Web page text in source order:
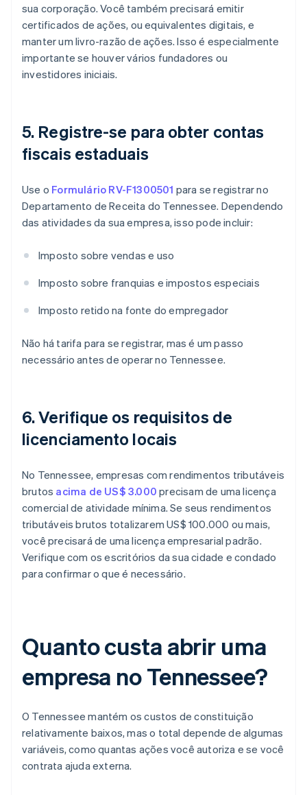
sua corporação. Você também precisará emitir
certificados de ações, ou equivalentes digitais, e
manter um livro-razão de ações. Isso é especialmente
importante se houver vários fundadores ou
investidores iniciais.
5. Registre-se para obter contas
fiscais estaduais
Use o Formulário RV-F1300501 para se registrar no
Departamento de Receita do Tennessee. Dependendo
das atividades da sua empresa, isso pode incluir:
Imposto sobre vendas e uso
Imposto sobre franquias e impostos especiais
Imposto retido na fonte do empregador
Não há tarifa para se registrar, mas é um passo
necessário antes de operar no Tennessee.
6. Verifique os requisitos de
licenciamento locais
No Tennessee, empresas com rendimentos tributáveis
brutos acima de US$ 3.000 precisam de uma licença
comercial de atividade mínima. Se seus rendimentos
tributáveis brutos totalizarem US$ 100.000 ou mais,
você precisará de uma licença empresarial padrão.
Verifique com os escritórios da sua cidade e condado
para confirmar o que é necessário.
Quanto custa abrir uma
empresa no Tennessee?
O Tennessee mantém os custos de constituição
relativamente baixos, mas o total depende de algumas
variáveis, como quantas ações você autoriza e se você
contrata ajuda externa.